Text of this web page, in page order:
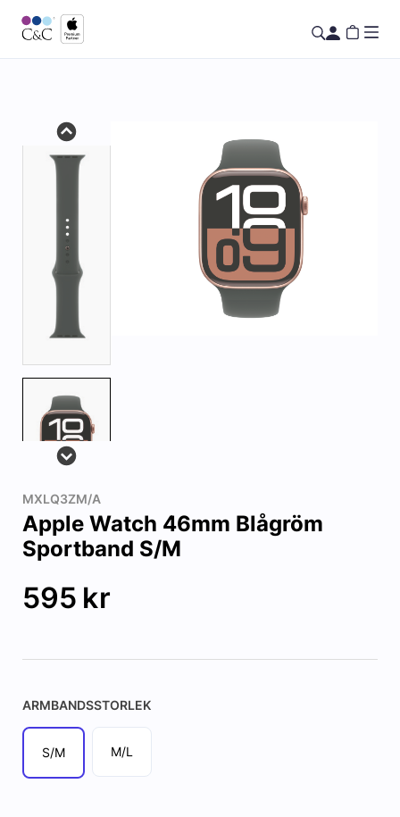
MXLQ3ZM/A
Apple Watch 46mm Blågröm
Sportband S/M
595 kr
ARMBANDSSTORLEK
S/M M/L